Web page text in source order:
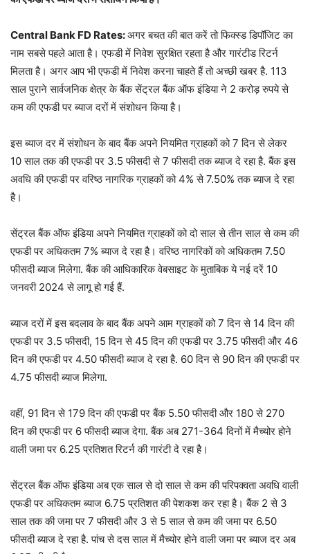
Central Bank FD Rates:अगर बचत की बात करें तो फिक्स्ड डिपॉजिट का
नाम सबसे पहले आता है। एफडी में निवेश सुरक्षित रहता है और गारंटीड रिटर्न
मिलता है। अगर आप भी एफडी में निवेश करना चाहते हैं तो अच्छी खबर है. 113
साल पुराने सार्वजनिक क्षेत्र के बैंक सेंट्रल बैंक ऑफ इंडिया ने 2 करोड़ रुपये से
कम की एफडी पर ब्याज दरों में संशोधन किया है।
इस ब्याज दर में संशोधन के बाद बैंक अपने नियमित ग्राहकों को 7 दिन से लेकर
10 साल तक की एफडी पर 3.5 फीसदी से 7 फीसदी तक ब्याज दे रहा है. बैंक इस
अवधि की एफडी पर वरिष्ठ नागरिक ग्राहकों को 4% से 7.50% तक ब्याज दे रहा
है।
सेंट्रल बैंक ऑफ इंडिया अपने नियमित ग्राहकों को दो साल से तीन साल से कम की
एफडी पर अधिकतम 7% ब्याज दे रहा है। वरिष्ठ नागरिकों को अधिकतम 7.50
फीसदी ब्याज मिलेगा. बैंक की आधिकारिक वेबसाइट के मुताबिक ये नई दरें 10
जनवरी 2024 से लागू हो गई हैं.
ब्याज दरों में इस बदलाव के बाद बैंक अपने आम ग्राहकों को 7 दिन से 14 दिन की
एफडी पर 3.5 फीसदी, 15 दिन से 45 दिन की एफडी पर 3.75 फीसदी और 46
दिन की एफडी पर 4.50 फीसदी ब्याज दे रहा है. 60 दिन से 90 दिन की एफडी पर
4.75 फीसदी ब्याज मिलेगा.
वहीं, 91 दिन से 179 दिन की एफडी पर बैंक 5.50 फीसदी और 180 से 270
दिन की एफडी पर 6 फीसदी ब्याज देगा. बैंक अब 271-364 दिनों में मैच्योर होने
वाली जमा पर 6.25 प्रतिशत रिटर्न की गारंटी दे रहा है।
सेंट्रल बैंक ऑफ इंडिया अब एक साल से दो साल से कम की परिपक्वता अवधि वाली
एफडी पर अधिकतम ब्याज 6.75 प्रतिशत की पेशकश कर रहा है। बैंक 2 से 3
साल तक की जमा पर 7 फीसदी और 3 से 5 साल से कम की जमा पर 6.50
फीसदी ब्याज दे रहा है. पांच से दस साल में मैच्योर होने वाली जमा पर ब्याज दर अब